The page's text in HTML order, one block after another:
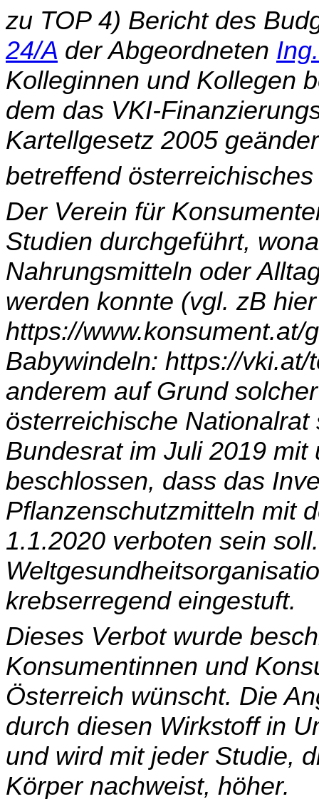
zu TOP 4) Bericht des
24/A der Abgeordneten
Kolleginnen und Kollegen
dem das VKI-
Kartellgesetz 2005
betreffend
Der Verein für
Studien durchgeführt,
Nahrungsmitteln oder
werden konnte (vgl. zB
https://www.konsument.at/
Babywindeln: https://
anderem auf Grund
österreichische
Bundesrat im Juli 2019
beschlossen, dass das
Pflanzenschutzmitteln mit
1.1.2020 verboten sein
krebserregend eingestuft.
Dieses Verbot wurde
Konsumentinnen und
Österreich wünscht. Die
durch diesen Wirkstoff in
und wird mit jeder Stu­die,
Körper nachweist, höher.